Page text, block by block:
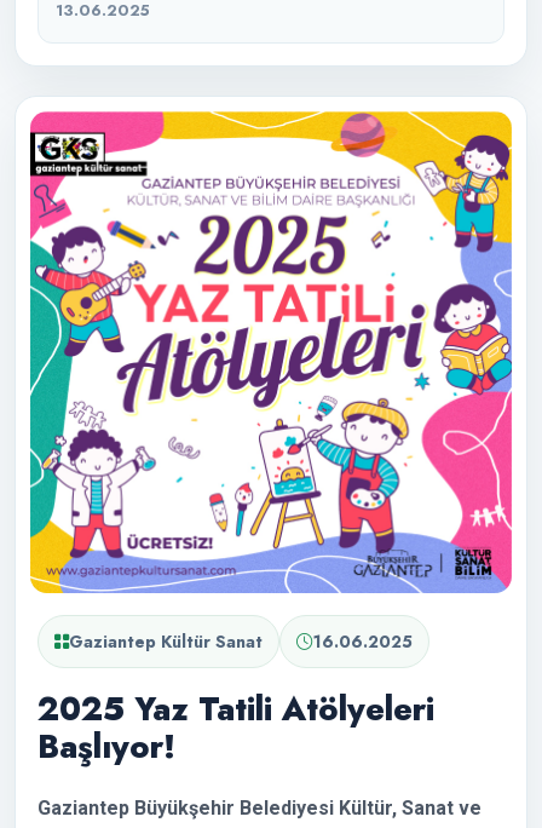
Gaziantep Kültür Sanat 16.06.2025
2025 Yaz Tatili Atölyeleri
Başlıyor!
Gaziantep Büyükşehir Belediyesi Kültür, Sanat ve
13.06.2025